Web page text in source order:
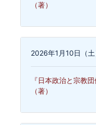
（著）
2026年1月10日（土
『日本政治と宗教
（著）